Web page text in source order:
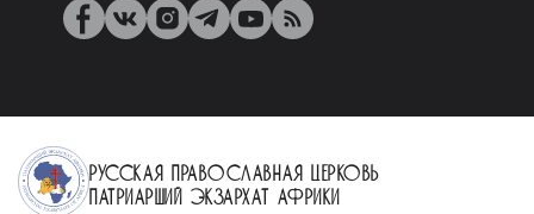
Русская Православная Церковь
Патриарший Экзархат Африки